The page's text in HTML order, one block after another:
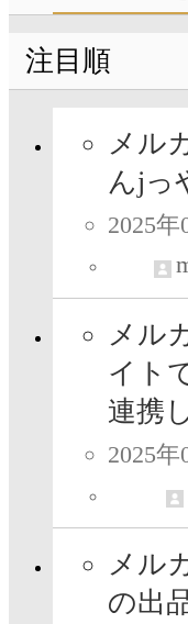
注目順
メル
んjっ
2025年
メル
イト
連携
2025年
メル
の出